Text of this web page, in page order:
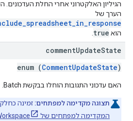
הגיליון האלקטרוני אחרי החלת
הערך של
הוא true
commentUpdateState
enum (CommentUpdateState)
האם עדכוני התגובות הוחלו בבקשת Batch.
תצוגה מקדימה למפתחים: זמינה
המקדימה למפתחים של Google Workspace